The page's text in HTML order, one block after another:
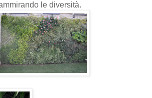
le diversità.